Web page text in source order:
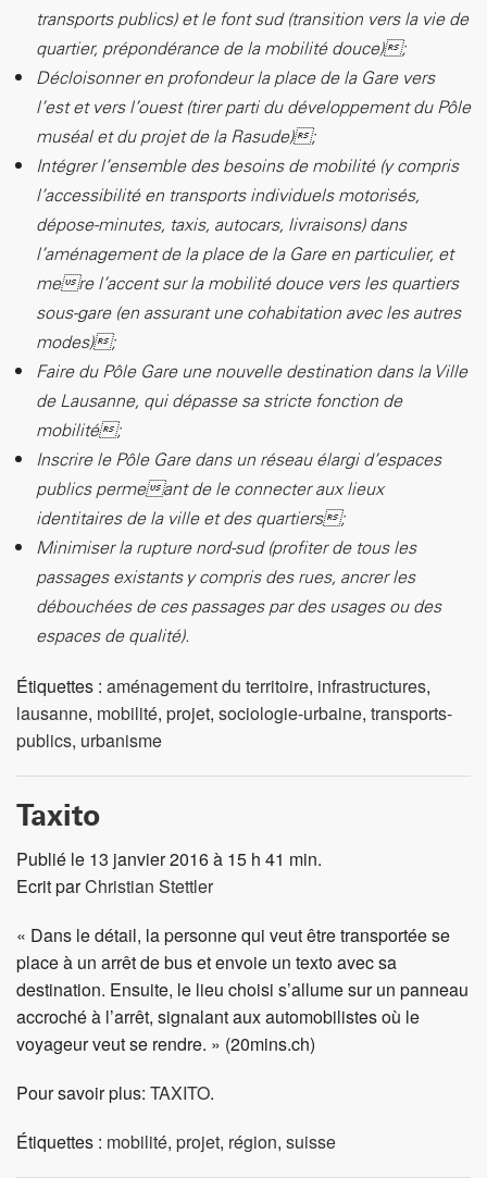
transports publics) et le font sud (transition vers la vie de
quartier, prépondérance de la mobilité douce);
Décloisonner en profondeur la place de la Gare vers
l’est et vers l’ouest (tirer parti du développement du Pôle
muséal et du projet de la Rasude);
Intégrer l’ensemble des besoins de mobilité (y compris
l’accessibilité en transports individuels motorisés,
dépose-minutes, taxis, autocars, livraisons) dans
l’aménagement de la place de la Gare en particulier, et
mere l’accent sur la mobilité douce vers les quartiers
sous-gare (en assurant une cohabitation avec les autres
modes);
Faire du Pôle Gare une nouvelle destination dans la Ville
de Lausanne, qui dépasse sa stricte fonction de
mobilité;
Inscrire le Pôle Gare dans un réseau élargi d’espaces
publics permeant de le connecter aux lieux
identitaires de la ville et des quartiers;
Minimiser la rupture nord-sud (profiter de tous les
passages existants y compris des rues, ancrer les
débouchées de ces passages par des usages ou des
espaces de qualité).
Étiquettes : aménagement du territoire, infrastructures,
lausanne, mobilité, projet, sociologie-urbaine, transports-
publics, urbanisme
Taxito
Publié le 13 janvier 2016 à 15 h 41 min.
Ecrit parChristian Stettler
« Dans le détail, la personne qui veut être transportée se
place à un arrêt de bus et envoie un texto avec sa
destination. Ensuite, le lieu choisi s’allume sur un panneau
accroché à l’arrêt, signalant aux automobilistes où le
voyageur veut se rendre. » (20mins.ch)
Pour savoir plus: TAXITO.
Étiquettes : mobilité, projet, région, suisse